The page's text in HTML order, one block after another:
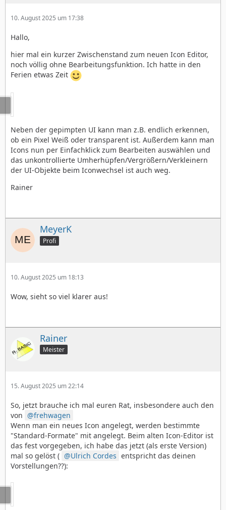
10. August 2025 um 17:38
Hallo,
hier mal ein kurzer Zwischenstand zum neuen Icon Editor,
noch völlig ohne Bearbeitungsfunktion. Ich hatte in den
Ferien etwas Zeit
Neben der gepimpten UI kann man z.B. endlich erkennen,
ob ein Pixel Weiß oder transparent ist. Außerdem kann man
Icons nun per Einfachklick zum Bearbeiten auswählen und
das unkontrollierte Umherhüpfen/Vergrößern/Verkleinern
der UI-Objekte beim Iconwechsel ist auch weg.
Rainer
MeyerK
Profi
10. August 2025 um 18:13
Wow, sieht so viel klarer aus!
Rainer
Meister
15. August 2025 um 22:14
So, jetzt brauche ich mal euren Rat, insbesondere auch den
von
frehwagen
Wenn man ein neues Icon angelegt, werden bestimmte
"Standard-Formate" mit angelegt. Beim alten Icon-Editor ist
das fest vorgegeben, ich habe das jetzt (als erste Version)
mal so gelöst (
Ulrich Cordes entspricht das deinen
Vorstellungen??):